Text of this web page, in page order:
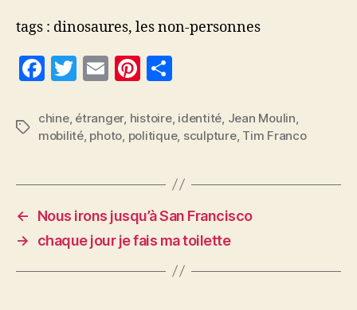
tags : dinosaures, les non-personnes
F
c
e
o
o
k
T
itt
er
E
ai
l
Pi
er
es
rt
a
g
er
Étiquettes
chine, étranger, histoire, identité, Jean Moulin,
mobilité, photo, politique, sculpture, Tim Franco
←
Nous irons jusqu’à San Francisco
→
chaque jour je fais ma toilette